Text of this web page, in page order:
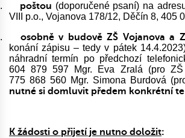
poštou (doporučené psaní) na
VIII p.o., Vojanova 178/12, Děčín 8, 405
osobně v budově ZŠ Vojanova a
konání zápisu – tedy v pátek
náhradní termín po předchozí
604 879 597 Mgr. Eva Zralá (pro
775 868 560 Mgr. Simona Burdová
nutné si domluvit předem konkrétní
K žádosti o přijetí je nutno doložit: